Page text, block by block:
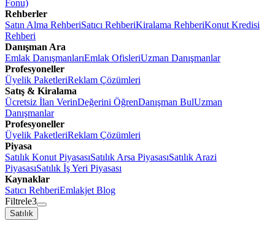
Fonu)
Rehberler
Satın Alma RehberiSatıcı RehberiKiralama RehberiKonut Kredisi
Rehberi
Danışman Ara
Emlak DanışmanlarıEmlak OfisleriUzman Danışmanlar
Profesyoneller
Üyelik PaketleriReklam Çözümleri
Satış & Kiralama
Ücretsiz İlan VerinDeğerini ÖğrenDanışman BulUzman
Danışmanlar
Profesyoneller
Üyelik PaketleriReklam Çözümleri
Piyasa
Satılık Konut PiyasasıSatılık Arsa PiyasasıSatılık Arazi
PiyasasıSatılık İş Yeri Piyasası
Kaynaklar
Satıcı RehberiEmlakjet Blog
Filtrele3
Satılık